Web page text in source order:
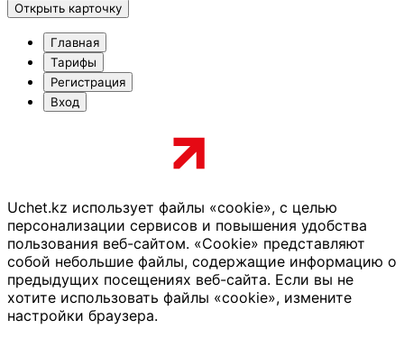
Открыть карточку
Главная
Тарифы
Регистрация
Вход
Uchet.kz использует файлы «cookie», с целью
персонализации сервисов и повышения удобства
пользования веб-сайтом. «Cookie» представляют
собой небольшие файлы, содержащие информацию о
предыдущих посещениях веб-сайта. Если вы не
хотите использовать файлы «cookie», измените
настройки браузера.